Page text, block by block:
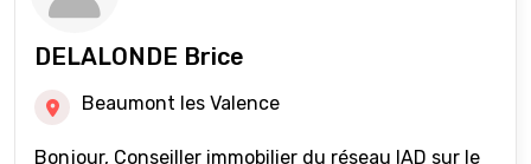
DELALONDE Brice
Beaumont les Valence
Bonjour, Conseiller immobilier du réseau IAD sur le